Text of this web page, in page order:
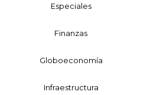
Especiales
Finanzas
Globoeconomía
Infraestructura